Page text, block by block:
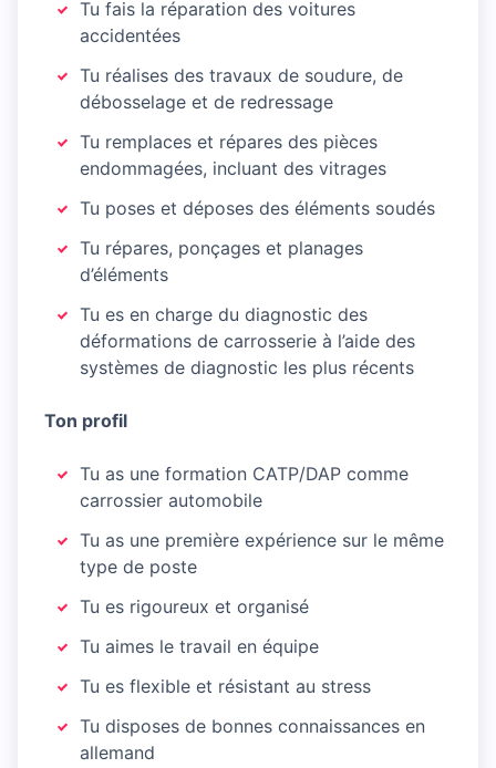
Tu fais la réparation des voitures
accidentées
Tu réalises des travaux de soudure, de
débosselage et de redressage
Tu remplaces et répares des pièces
endommagées, incluant des vitrages
Tu poses et déposes des éléments soudés
Tu répares, ponçages et planages
d’éléments
Tu es en charge du diagnostic des
déformations de carrosserie à l’aide des
systèmes de diagnostic les plus récents
Ton profil
Tu as une formation CATP/DAP comme
carrossier automobile
Tu as une première expérience sur le même
type de poste
Tu es rigoureux et organisé
Tu aimes le travail en équipe
Tu es flexible et résistant au stress
Tu disposes de bonnes connaissances en
allemand